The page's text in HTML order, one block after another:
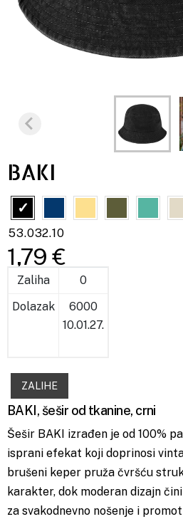
BAKI
53.032.10
1,79 €
Zaliha
0
Dolazak
6000
10.01.27.
ZALIHE
BAKI, šešir od tkanine, crni
Šešir BAKI izrađen je od 100%
isprani efekat koji doprinosi
brušeni keper pruža čvršću
karakter, dok moderan dizajn
za svakodnevno nošenje i